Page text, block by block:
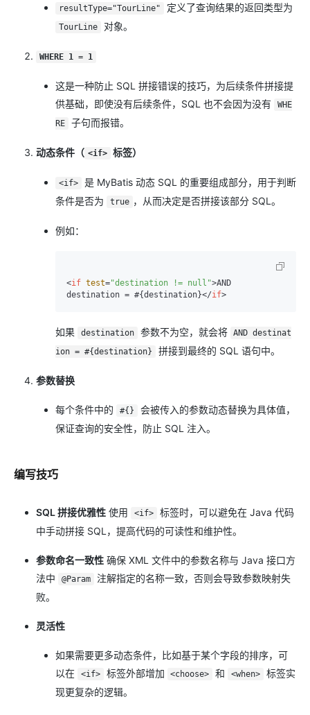
resultType="TourLine" 定义了查询结果的返回类型为
TourLine 对象。
WHERE 1 = 1
这是一种防止 SQL 拼接错误的技巧，为后续条件拼接提
供基础，即使没有后续条件，SQL 也不会因为没有
WHE
RE
子句而报错。
动态条件（ <if> 标签）
<if>
是 MyBatis 动态 SQL 的重要组成部分，用于判断
条件是否为
true ，从而决定是否拼接该部分 SQL。
例如：
<if test="destination != null">AND
destination = #{destination}</if>
如果 destination 参数不为空，就会将 AND destinat
ion = #{destination}
拼接到最终的 SQL 语句中。
参数替换
每个条件中的 #{}
会被传入的参数动态替换为具体值，
保证查询的安全性，防止 SQL 注入。
编写技巧
SQL 拼接优雅性 使用 <if>
标签时，可以避免在 Java 代码
中手动拼接 SQL，提高代码的可读性和维护性。
参数命名一致性 确保 XML 文件中的参数名称与 Java 接口方
法中
@Param
注解指定的名称一致，否则会导致参数映射失
败。
灵活性
如果需要更多动态条件，比如基于某个字段的排序，可
以在
<if> 标签外部增加 <choose> 和 <when>
标签实
现更复杂的逻辑。